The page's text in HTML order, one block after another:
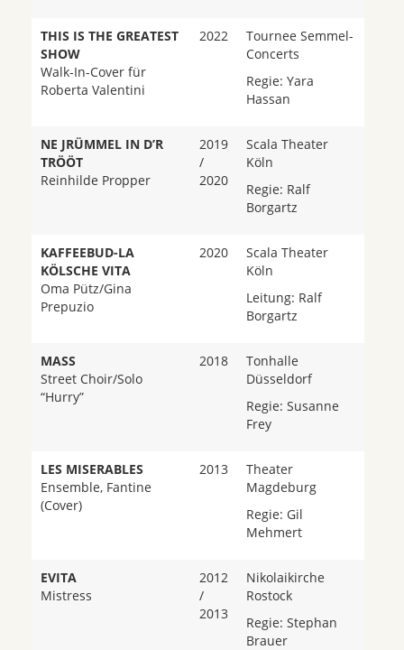
THIS IS THE GREATEST
SHOW
Walk-In-Cover für
Roberta Valentini
2022
Tournee Semmel-
Concerts
Regie: Yara
Hassan
NE JRÜMMEL IN D’R
TRÖÖT
Reinhilde Propper
2019
/
2020
Scala Theater
Köln
Regie: Ralf
Borgartz
KAFFEEBUD-LA
KÖLSCHE VITA
Oma Pütz/Gina
Prepuzio
2020
Scala Theater
Köln
Leitung: Ralf
Borgartz
MASS
Street Choir/Solo
“Hurry”
2018
Tonhalle
Düsseldorf
Regie: Susanne
Frey
LES MISERABLES
Ensemble, Fantine
(Cover)
2013
Theater
Magdeburg
Regie: Gil
Mehmert
EVITA
Mistress
2012
/
2013
Nikolaikirche
Rostock
Regie: Stephan
Brauer